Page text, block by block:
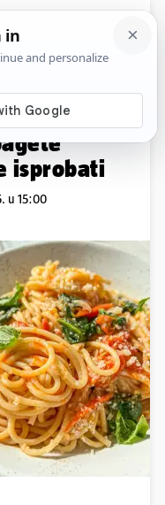
Komentari
za
isprobati
u 15:00